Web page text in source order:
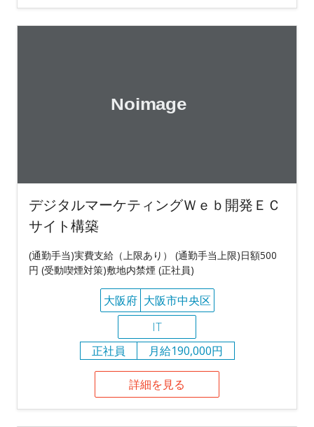
デジタルマーケティングＷｅｂ開発ＥＣ
サイト構築
(通勤手当)実費支給（上限あり） (通勤手当上限)日額500
円 (受動喫煙対策)敷地内禁煙 (正社員)
大阪府 大阪市中央区
IT
正社員
月給190,000円
詳細を見る